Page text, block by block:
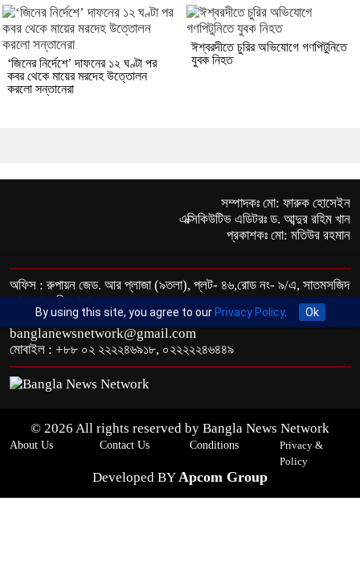
‘জিনের নির্দেশে’ দাফনের ১২ ঘণ্টা পর
কবর থেকে মায়ের মরদেহ উত্তোলন
করলো সন্তানেরা
ঈশ্বরদীতে চুরির অভিযোগে গণপিটুনিতে
যুবক নিহত
সম্পাদকঃ মো: ফারুক হোসেইন
এক্সিকিউটিভ এডিটরঃ ড. আব্দুর রহিম খান
প্রকাশকঃ মো: মতিউর রহমান
অফিস : রুপায়ন জেড. আর প্লাজা (৯তলা), প্লট- ৪৬,রোড নং- ৯/এ, সাতমসজিদ
রোড, ধানমন্ডি, ঢাকা- ১২০৯।
ইমেইল : info@banglann.com.bd,
banglanewsnetwork@gmail.com
মোবাইল : +৮৮ ০২ ২২২২৪৬৯১৮, ০২২২২২৪৬৪৪৯
© 2026 All rights reserved by Bangla News Network
About Us Contact Us Conditions
Privacy &
Policy
Developed BYApcom Group
By using this site, you agree to our Privacy Policy. Ok